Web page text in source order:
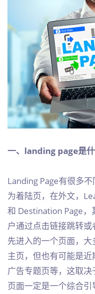
一、landing page是
Landing Page有很多
为着陆页，在外文，
和 Destination Page，
户通过点击链接跳转
先进入的一个页面，
主页，但也有可能是近
广告专题页等，这取
页面一定是一个综合引